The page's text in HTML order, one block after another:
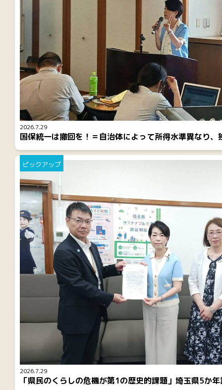
2026.7.29
国保統一は撤回を！＝自治体によって所得水準異なり、
2026.7.29
ピックアップ
「県民のくらしの危機が第1の歴史的課題」埼玉県5か